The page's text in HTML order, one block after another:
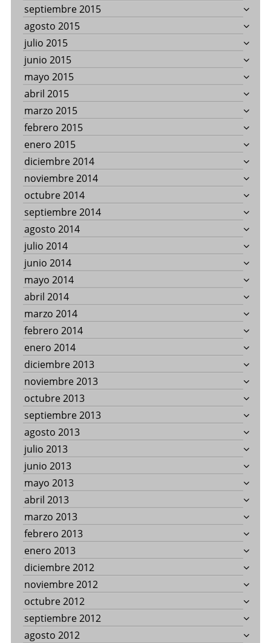
septiembre 2015
agosto 2015
julio 2015
junio 2015
mayo 2015
abril 2015
marzo 2015
febrero 2015
enero 2015
diciembre 2014
noviembre 2014
octubre 2014
septiembre 2014
agosto 2014
julio 2014
junio 2014
mayo 2014
abril 2014
marzo 2014
febrero 2014
enero 2014
diciembre 2013
noviembre 2013
octubre 2013
septiembre 2013
agosto 2013
julio 2013
junio 2013
mayo 2013
abril 2013
marzo 2013
febrero 2013
enero 2013
diciembre 2012
noviembre 2012
octubre 2012
septiembre 2012
agosto 2012